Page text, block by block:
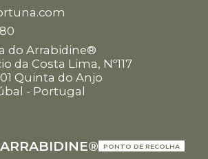
do Arrabidine®
da Costa Lima, Nº117
Quinta do Anjo
- Portugal
PONTO DE RECOLHA